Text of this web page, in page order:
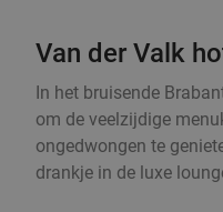
Van der Valk
In het bruisende
om de veelzijdige
ongedwongen te
drankje in de luxe